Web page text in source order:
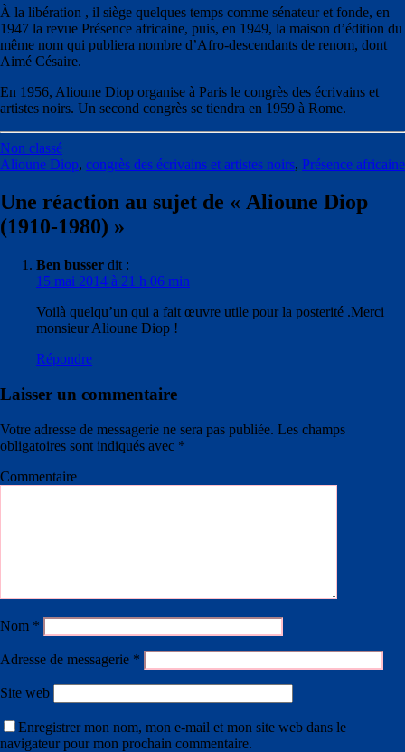
À la libération , il siège quelques temps comme sénateur et fonde, en
1947 la revue Présence africaine, puis, en 1949, la maison d’édition du
même nom qui publiera nombre d’Afro-descendants de renom, dont
Aimé Césaire.
En 1956, Alioune Diop organise à Paris le congrès des écrivains et
artistes noirs. Un second congrès se tiendra en 1959 à Rome.
Non classé
Alioune Diop, congrès des écrivains et artistes noirs, Présence africaine
Une réaction au sujet de « Alioune Diop
(1910-1980) »
Ben busser dit :
15 mai 2014 à 21 h 06 min
Voilà quelqu’un qui a fait œuvre utile pour la posterité .Merci
monsieur Alioune Diop !
Répondre
Laisser un commentaire
Votre adresse de messagerie ne sera pas publiée. Les champs
obligatoires sont indiqués avec *
Commentaire
Nom *
Adresse de messagerie *
Site web
Enregistrer mon nom, mon e-mail et mon site web dans le
navigateur pour mon prochain commentaire.